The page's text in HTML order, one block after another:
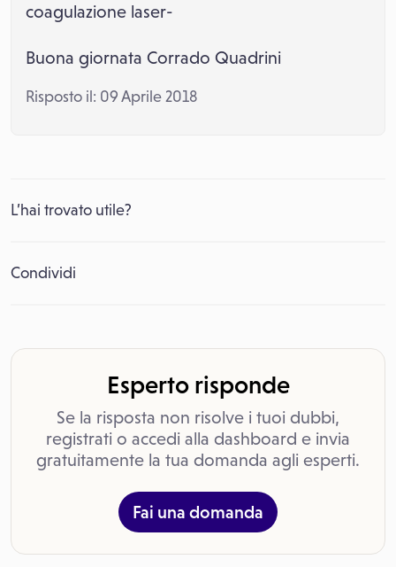
coagulazione laser-
Buona giornata Corrado Quadrini
Risposto il: 09 Aprile 2018
L’hai trovato utile?
Condividi
Esperto risponde
Se la risposta non risolve i tuoi dubbi,
registrati o accedi alla dashboard e invia
gratuitamente la tua domanda agli esperti.
Fai una domanda